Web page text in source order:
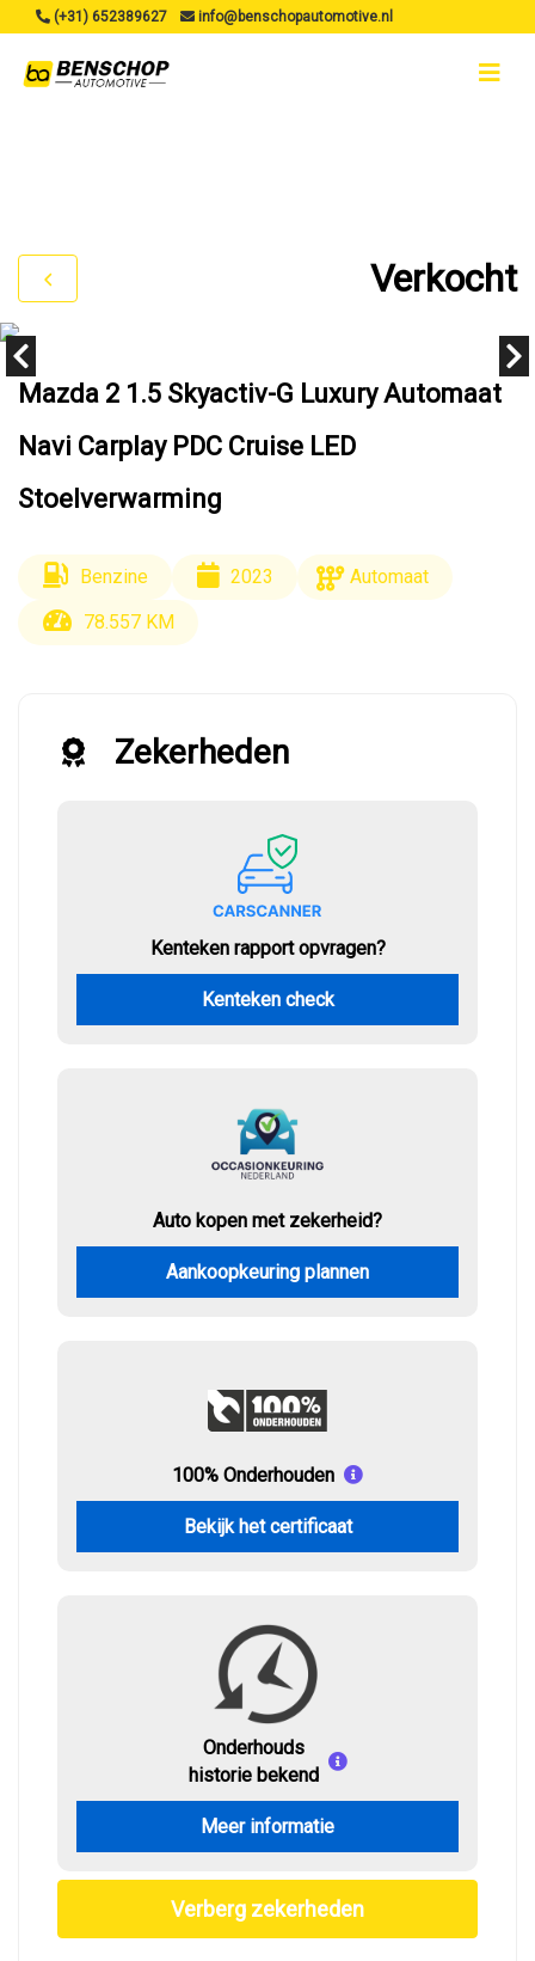
(+31) 652389627 info@benschopautomotive.nl
Verkocht
Mazda 2 1.5 Skyactiv-G Luxury Automaat
Navi Carplay PDC Cruise LED
Stoelverwarming
Benzine 2023
Automaat
78.557 KM
Zekerheden
Kenteken rapport opvragen?
Kenteken check
Auto kopen met zekerheid?
Aankoopkeuring plannen
100% Onderhouden
Bekijk het certificaat
Onderhouds
historie bekend
Meer informatie
Verberg zekerheden